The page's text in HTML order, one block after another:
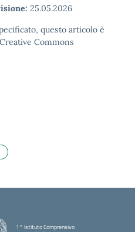
25.05.2026
questo articolo è
Commons
1° Istituto Comprensivo